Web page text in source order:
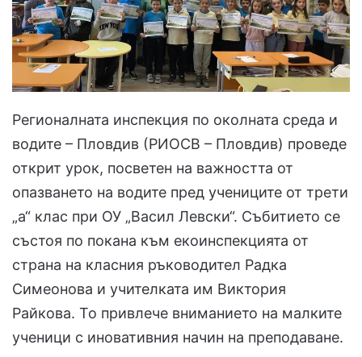
Регионалната инспекция по околната среда и
водите – Пловдив (РИОСВ – Пловдив) проведе
открит урок, посветен на важността от
опазването на водите пред учениците от трети
„а“ клас при ОУ „Васил Левски“. Събитието се
състоя по покана към екоинспекцията от
страна на класния ръководител Радка
Симеонова и учителката им Виктория
Райкова. То привлече вниманието на малките
ученици с иновативния начин на преподаване.